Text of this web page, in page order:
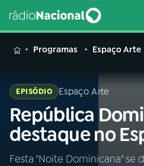
MENU
Buscar
na
Rádio
Nacional
Buscar
Programas Espaço Arte
EPISÓDIO Espaço Arte
República
destaque no
Festa "Noite Dominicana" se